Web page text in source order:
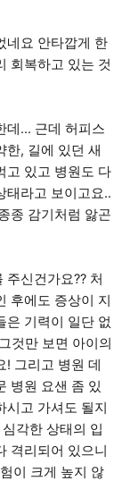
네요 안타깝게 한
회복하고 있는 것
데... 근데 허피스
한, 길에 있던 새
고 있고 병원도 다
태라고 보이고요..
종 감기처럼 앓곤
신건가요?? 처
후에도 증상이 지
은 기력이 일단 없
것만 보면 아이의
! 그리고 병원 데
병원 요샌 좀 있
시고 가셔도 될지
각한 상태의 입
격리되어 있으니
이 크게 높지 않